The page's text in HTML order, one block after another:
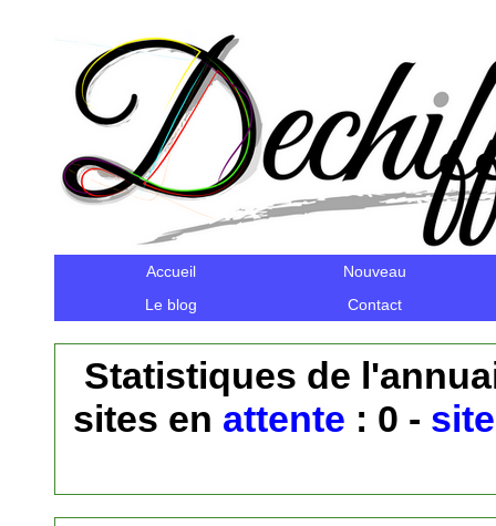
Accueil
Nouveau
Le blog
Contact
Statistiques de
sites en attente : 0 -